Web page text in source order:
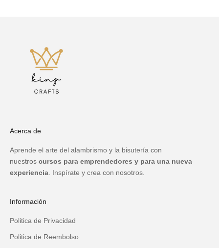
Acerca de
Aprende el arte del alambrismo y la bisutería con
nuestros cursos para emprendedores y para una nueva
experiencia . Inspírate y crea con nosotros.
Información
Politica de Privacidad
Politica de Reembolso